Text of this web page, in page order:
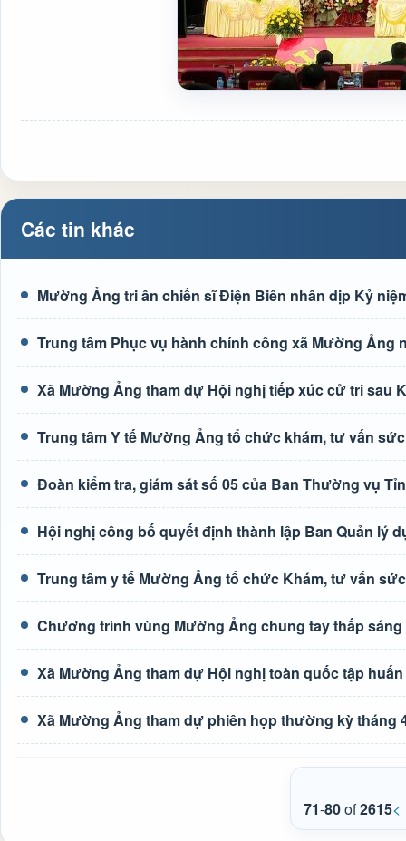
Các tin khác
Mường Ảng tri ân chiến sĩ Điện Biên nhân dịp Kỷ
Trung tâm Phục vụ hành chính công xã Mường Ảng
Xã Mường Ảng tham dự Hội nghị tiếp xúc cử tri sau
Trung tâm Y tế Mường Ảng tổ chức khám, tư vấn
Đoàn kiểm tra, giám sát số 05 của Ban Thường vụ
Hội nghị công bố quyết định thành lập Ban Quản lý
Trung tâm y tế Mường Ảng tổ chức Khám, tư vấn
Chương trình vùng Mường Ảng chung tay thắp
Xã Mường Ảng tham dự Hội nghị toàn quốc tập
Xã Mường Ảng tham dự phiên họp thường kỳ tháng
71-80of2615<